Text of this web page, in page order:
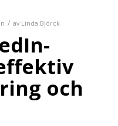
/ av Linda Björck
och